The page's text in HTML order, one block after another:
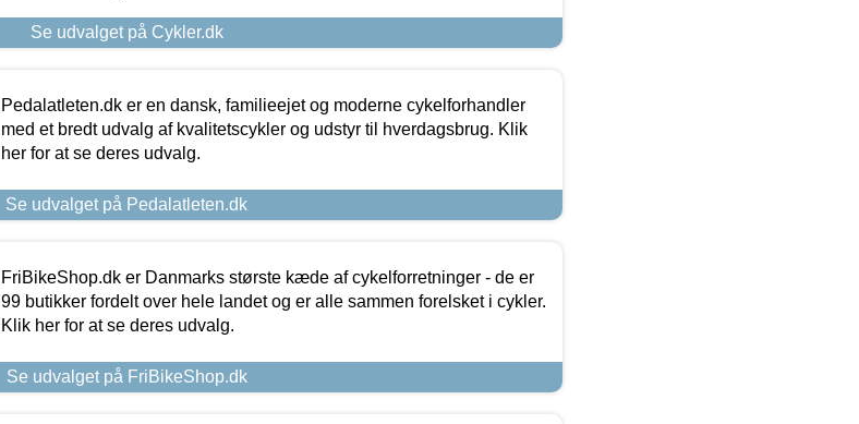
Se udvalget på Cykler.dk
Pedalatleten.dk er en dansk, familieejet og moderne cykelforhandler
med et bredt udvalg af kvalitetscykler og udstyr til hverdagsbrug. Klik
her for at se deres udvalg.
Se udvalget på Pedalatleten.dk
FriBikeShop.dk er Danmarks største kæde af cykelforretninger - de er
99 butikker fordelt over hele landet og er alle sammen forelsket i cykler.
Klik her for at se deres udvalg.
Se udvalget på FriBikeShop.dk